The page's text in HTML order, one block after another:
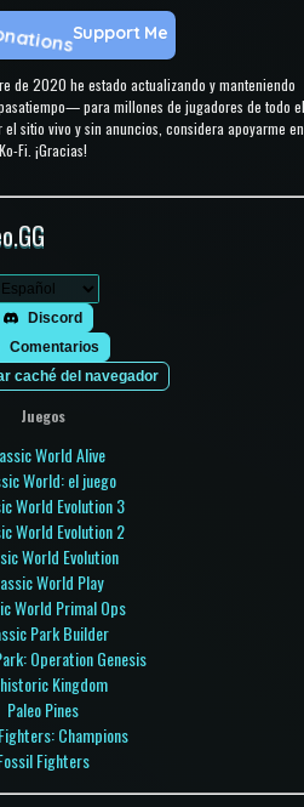
de 2020 he estado actualizando y manteniendo
para millones de jugadores de todo el
sitio vivo y sin anuncios, considera apoyarme en
Ko-Fi. ¡Gracias!
Support Me
Discord
Comentarios
caché del navegador
Juegos
World Alive
World: el juego
World Evolution 3
World Evolution 2
World Evolution
World Play
World Primal Ops
Park Builder
Operation Genesis
Kingdom
Paleo Pines
Champions
Fighters